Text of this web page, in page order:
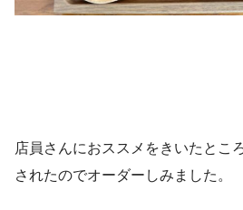
店員さんにおススメをきいたとこ
されたのでオーダーしみました。